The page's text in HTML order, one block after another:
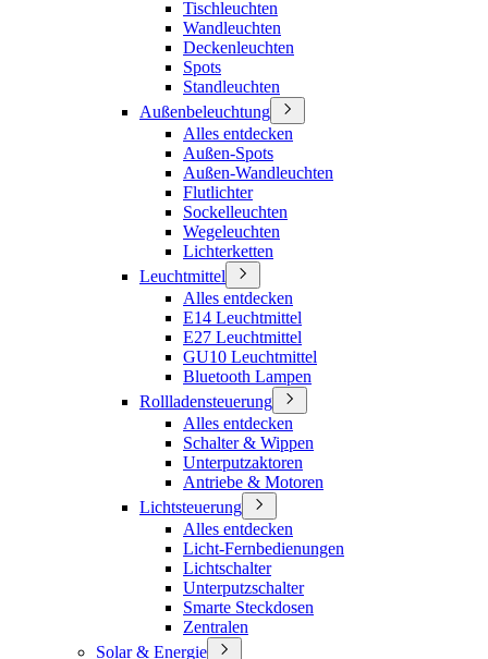
Tischleuchten
Wandleuchten
Deckenleuchten
Spots
Standleuchten
Außenbeleuchtung
Alles entdecken
Außen-Spots
Außen-Wandleuchten
Flutlichter
Sockelleuchten
Wegeleuchten
Lichterketten
Leuchtmittel
Alles entdecken
E14 Leuchtmittel
E27 Leuchtmittel
GU10 Leuchtmittel
Bluetooth Lampen
Rollladensteuerung
Alles entdecken
Schalter & Wippen
Unterputzaktoren
Antriebe & Motoren
Lichtsteuerung
Alles entdecken
Licht-Fernbedienungen
Lichtschalter
Unterputzschalter
Smarte Steckdosen
Zentralen
Solar & Energie